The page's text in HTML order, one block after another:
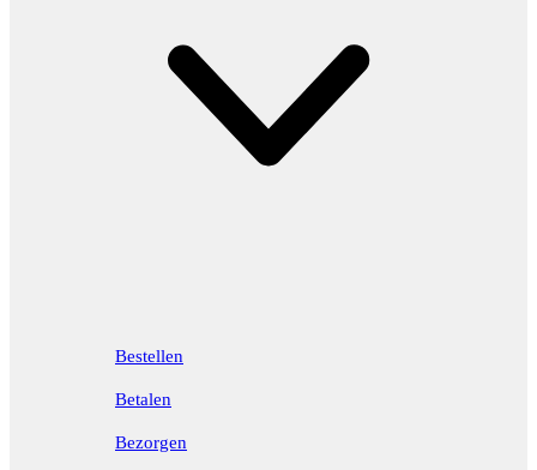
Bestellen
Betalen
Bezorgen